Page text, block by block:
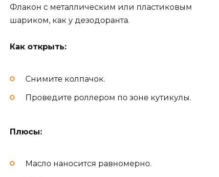
Флакон с металлическим или пластиковым
шариком, как у дезодоранта.
Как открыть:
Снимите колпачок.
Проведите роллером по зоне кутикулы.
Плюсы:
Масло наносится равномерно.